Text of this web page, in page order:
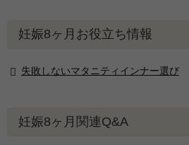
妊娠8ヶ月お役立ち情報
失敗しないマタニティインナー選び
妊娠8ヶ月関連Q&A